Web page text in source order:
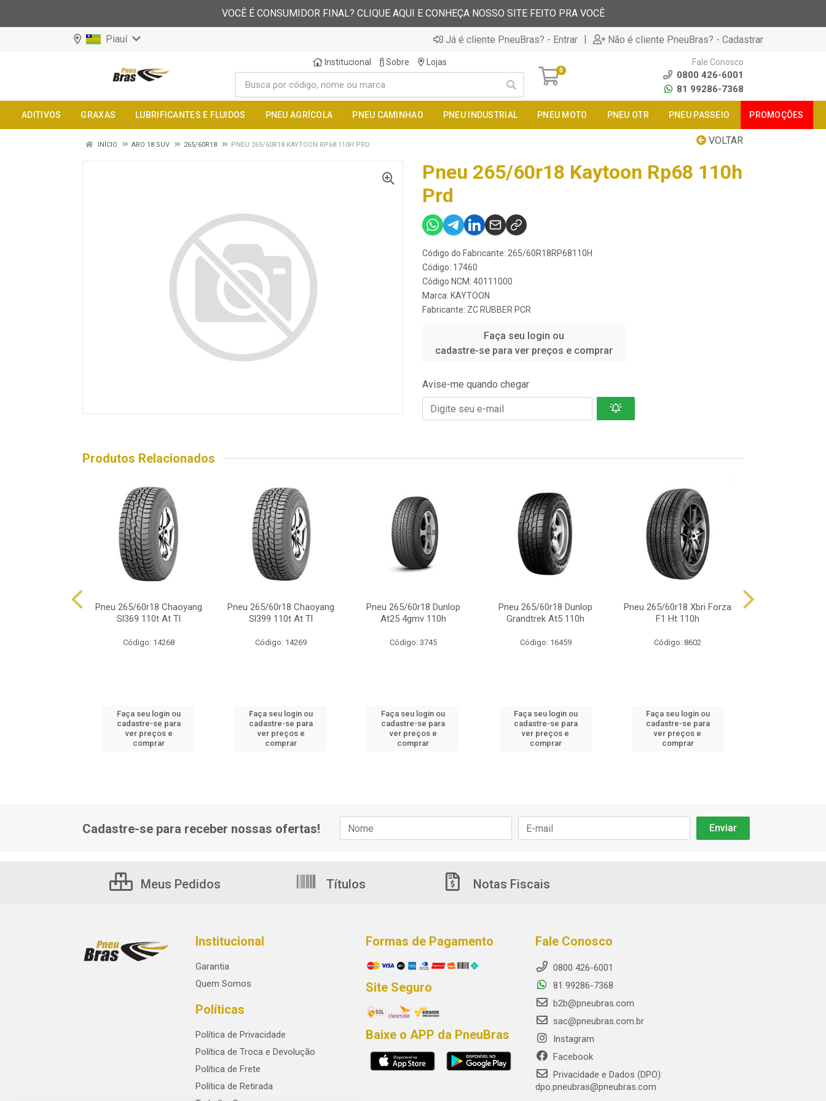
VOCÊ É CONSUMIDOR FINAL? CLIQUE AQUI E CONHEÇA NOSSO SITE FEITO PRA VOCÊ
Piauí Já é cliente PneuBras? - Entrar | Não é cliente PneuBras? - Cadastrar
Institucional Sobre Lojas
0
Fale Conosco
0800 426-6001
81 99286-7368
ADITIVOS GRAXAS LUBRIFICANTES E FLUIDOS PNEU AGRÍCOLA PNEU CAMINHAO PNEU INDUSTRIAL PNEU MOTO PNEU OTR PNEU PASSEIO PROMOÇÕES
VOLTAR
INÍCIO ARO 18 SUV 265/60R18 PNEU 265/60R18 KAYTOON RP68 110H PRD
Pneu 265/60r18 Kaytoon Rp68 110h
Prd
Código do Fabricante: 265/60R18RP68110H
Código: 17460
Código NCM: 40111000
Marca: KAYTOON
Fabricante: ZC RUBBER PCR
Faça seu login ou
cadastre-se para ver preços e comprar
Avise-me quando chegar
Produtos Relacionados
Pneu 265/60r18 Chaoyang
Sl369 110t At Tl
Código: 14268
Faça seu login ou
cadastre-se para
ver preços e
comprar
Pneu 265/60r18 Chaoyang
Sl399 110t At Tl
Código: 14269
Faça seu login ou
cadastre-se para
ver preços e
comprar
Pneu 265/60r18 Dunlop
At25 4gmv 110h
Código: 3745
Faça seu login ou
cadastre-se para
ver preços e
comprar
Pneu 265/60r18 Dunlop
Grandtrek At5 110h
Código: 16459
Faça seu login ou
cadastre-se para
ver preços e
comprar
Pneu 265/60r18 Xbri Forza
F1 Ht 110h
Código: 8602
Faça seu login ou
cadastre-se para
ver preços e
comprar
Cadastre-se para receber nossas ofertas!
Meus Pedidos Títulos Notas Fiscais
Institucional
Garantia
Quem Somos
Políticas
Política de Privacidade
Política de Troca e Devolução
Política de Frete
Política de Retirada
Formas de Pagamento
Site Seguro
Baixe o APP da PneuBras
Fale Conosco
0800 426-6001
81 99286-7368
b2b@pneubras.com
sac@pneubras.com.br
Instagram
Facebook
Privacidade e Dados (DPO):
dpo.pneubras@pneubras.com